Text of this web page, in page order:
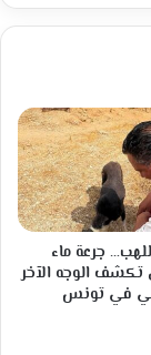
جرعة ماء
الوجه الآخر
في تونس